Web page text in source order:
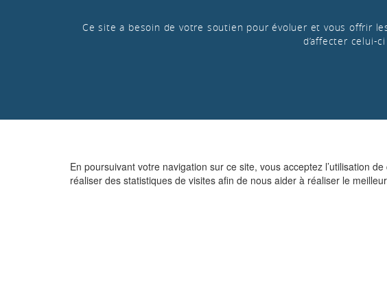
En poursuivant votre navigation sur ce site, vous acceptez l’utilisation
réaliser des statistiques de visites afin de nous aider à réaliser le
Ce site a besoin de votre soutien pour évoluer et vous offrir
d’affecter celui-